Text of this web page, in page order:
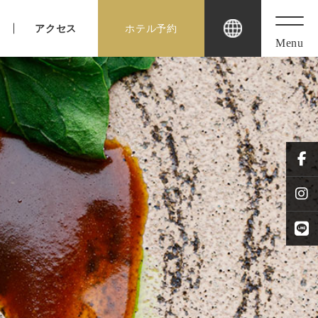
アクセス ホテル予約
Menu